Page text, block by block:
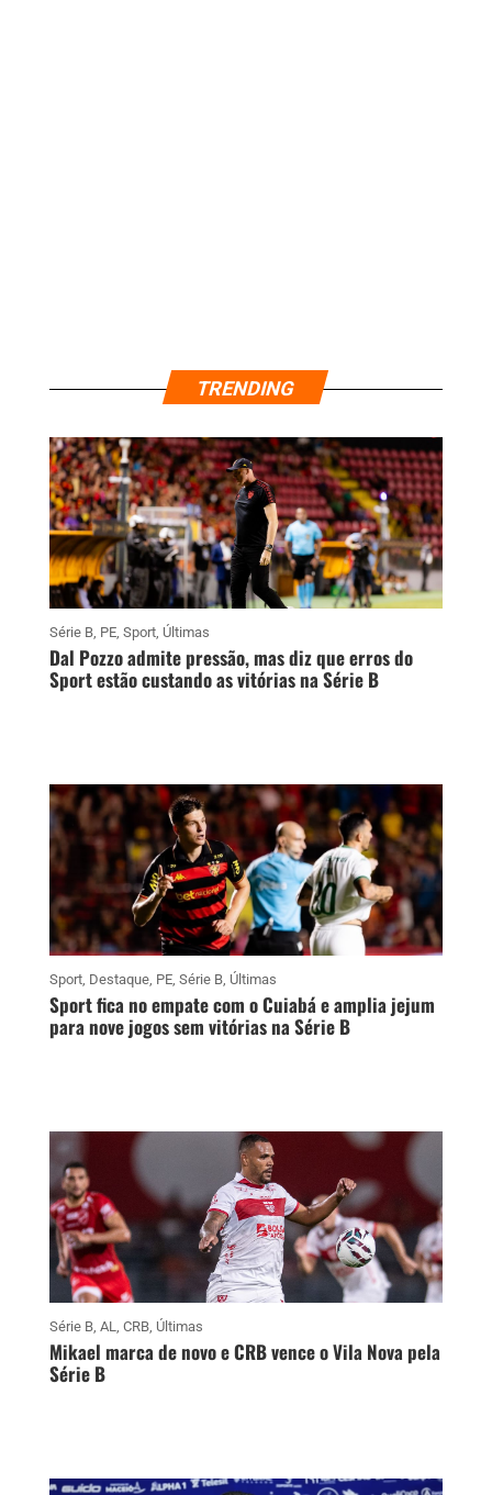
TRENDING
Série B, PE, Sport, Últimas
Dal Pozzo admite pressão, mas diz que erros do
Sport estão custando as vitórias na Série B
Sport, Destaque, PE, Série B, Últimas
Sport fica no empate com o Cuiabá e amplia jejum
para nove jogos sem vitórias na Série B
Série B, AL, CRB, Últimas
Mikael marca de novo e CRB vence o Vila Nova pela
Série B